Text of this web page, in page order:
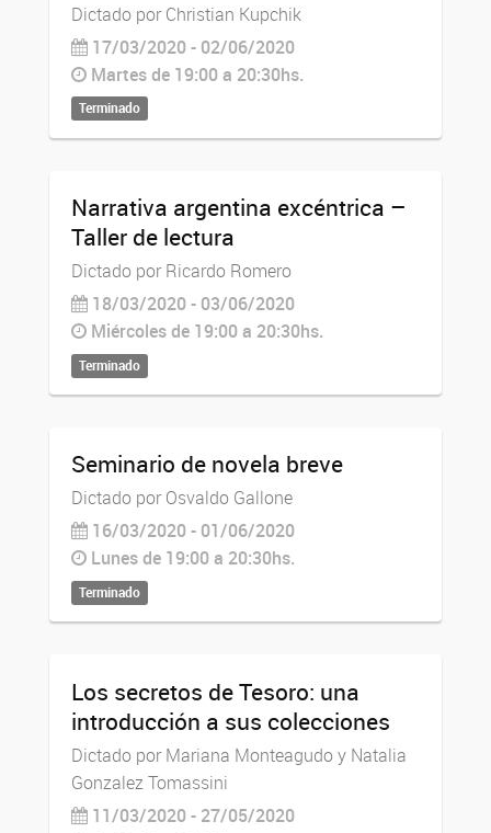
Dictado por Christian Kupchik
17/03/2020 - 02/06/2020
Martes de 19:00 a 20:30hs.
Terminado
Narrativa argentina excéntrica –
Taller de lectura
Dictado por Ricardo Romero
18/03/2020 - 03/06/2020
Miércoles de 19:00 a 20:30hs.
Terminado
Seminario de novela breve
Dictado por Osvaldo Gallone
16/03/2020 - 01/06/2020
Lunes de 19:00 a 20:30hs.
Terminado
Los secretos de Tesoro: una
introducción a sus colecciones
Dictado por Mariana Monteagudo y Natalia
Gonzalez Tomassini
11/03/2020 - 27/05/2020